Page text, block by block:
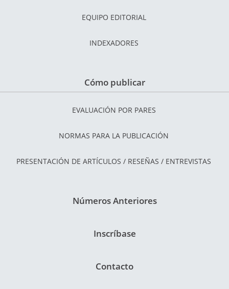
EQUIPO EDITORIAL
INDEXADORES
Cómo publicar
EVALUACIÓN POR PARES
NORMAS PARA LA PUBLICACIÓN
PRESENTACIÓN DE ARTÍCULOS / RESEÑAS / ENTREVISTAS
Números Anteriores
Inscríbase
Contacto